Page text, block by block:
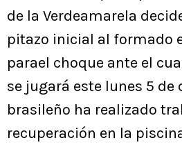
de la Verdeamarela
pitazo inicial al formado
parael choque ante el
se jugará este lunes 5 de
brasileño ha realizado
recuperación en la